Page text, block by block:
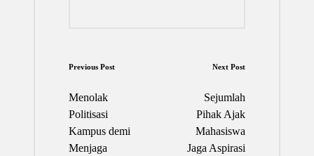
Post
navigation
Previous Post
Menolak
Politisasi
Kampus demi
Menjaga
Next Post
Sejumlah
Pihak Ajak
Mahasiswa
Jaga Aspirasi